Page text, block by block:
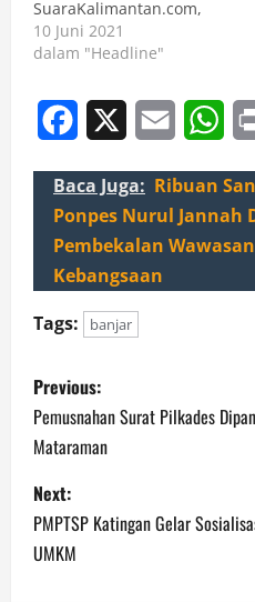
SuaraKalimantan.com,
MARTAPURA - Senin (
7/6/2021) Selain siap
PSU Gubernur dan
Wakil Gubernur
Kalimantan Selatan.
04/ Astambul Kapten
Cba Sutarno menggelar
Apel siaga dan
pengecekan personil
jajaran, mendukung
dan membantu Polres
Banjar dan Polsek untuk
pengamanan
10 Juni 2021
dalam "Headline"
Facebook Email
Baca Juga: Ribuan
Ponpes Nurul Jannah
Pembekalan Wawasan
Kebangsaan
Tags:
banjar
P
o
s
t
n
Previous:
Pemusnahan Surat Pilkades
Mataraman
Next:
PMPTSP Katingan Gelar
UMKM